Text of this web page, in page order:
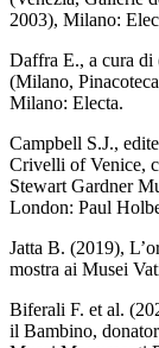
2003), Milano:
Daffra E., a cura di
(Milano,
Milano: Electa.
Campbell S.J.,
Crivelli of Venice,
Stewart Gardner
London: Paul
Jatta B. (2019),
mostra ai Musei
Biferali F. et al.
il Bambino,